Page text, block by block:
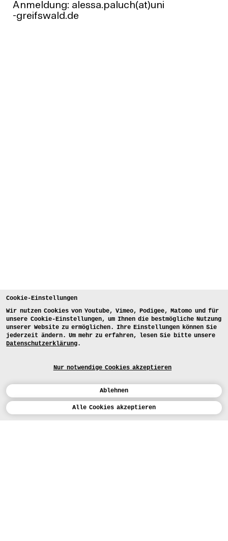
Cookie-Einstellungen
Wir nutzen Cookies von Youtube, Vimeo, Podigee, Matomo und für
unsere Cookie-Einstellungen, um Ihnen die bestmögliche Nutzung
unserer Website zu ermöglichen. Ihre Einstellungen können Sie
jederzeit ändern. Um mehr zu erfahren, lesen Sie bitte unsere
Datenschutzerklärung.
Nur notwendige Cookies akzeptieren
Ablehnen
Alle Cookies akzeptieren
Kalender
Anmeldung: alessa.paluch(at)uni
-greifswald.de